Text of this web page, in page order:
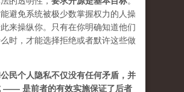
避免系统被极少数掌握权力的人操
来操纵你。只有在你明确知道他们
时，才能选择拒绝或者默许这些做
民个人隐私不仅没有任何矛盾，并
—— 是前者的有效实施保证了后者